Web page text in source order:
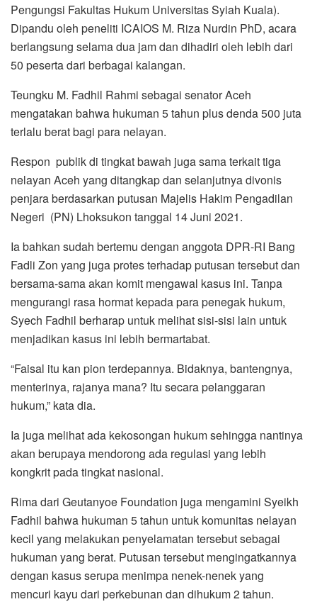
Pengungsi Fakultas Hukum Universitas Syiah Kuala).
Dipandu oleh peneliti ICAIOS M. Riza Nurdin PhD, acara
berlangsung selama dua jam dan dihadiri oleh lebih dari
50 peserta dari berbagai kalangan.
Teungku M. Fadhil Rahmi sebagai senator Aceh
mengatakan bahwa hukuman 5 tahun plus denda 500 juta
terlalu berat bagi para nelayan.
Respon publik di tingkat bawah juga sama terkait tiga
nelayan Aceh yang ditangkap dan selanjutnya divonis
penjara berdasarkan putusan Majelis Hakim Pengadilan
Negeri (PN) Lhoksukon tanggal 14 Juni 2021.
Ia bahkan sudah bertemu dengan anggota DPR-RI Bang
Fadli Zon yang juga protes terhadap putusan tersebut dan
bersama-sama akan komit mengawal kasus ini. Tanpa
mengurangi rasa hormat kepada para penegak hukum,
Syech Fadhil berharap untuk melihat sisi-sisi lain untuk
menjadikan kasus ini lebih bermartabat.
“Faisal itu kan pion terdepannya. Bidaknya, bantengnya,
menterinya, rajanya mana? Itu secara pelanggaran
hukum,” kata dia.
Ia juga melihat ada kekosongan hukum sehingga nantinya
akan berupaya mendorong ada regulasi yang lebih
kongkrit pada tingkat nasional.
Rima dari Geutanyoe Foundation juga mengamini Syeikh
Fadhil bahwa hukuman 5 tahun untuk komunitas nelayan
kecil yang melakukan penyelamatan tersebut sebagai
hukuman yang berat. Putusan tersebut mengingatkannya
dengan kasus serupa menimpa nenek-nenek yang
mencuri kayu dari perkebunan dan dihukum 2 tahun.